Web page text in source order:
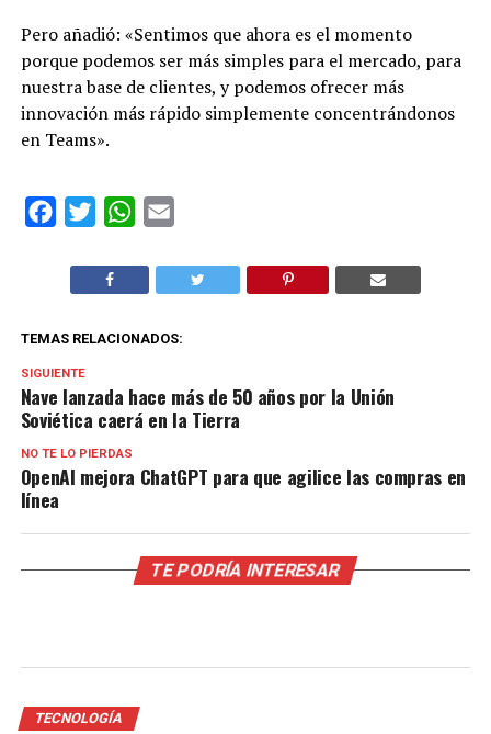
Pero añadió: «Sentimos que ahora es el momento
porque podemos ser más simples para el mercado, para
nuestra base de clientes, y podemos ofrecer más
innovación más rápido simplemente concentrándonos
en Teams».
Facebook
TwitterWhatsApp
TEMAS RELACIONADOS:
SIGUIENTE
Nave lanzada hace más de 50 años por la Unión
Soviética caerá en la Tierra
NO TE LO PIERDAS
OpenAI mejora ChatGPT para que agilice las compras en
línea
TE PODRÍA INTERESAR
TECNOLOGÍA